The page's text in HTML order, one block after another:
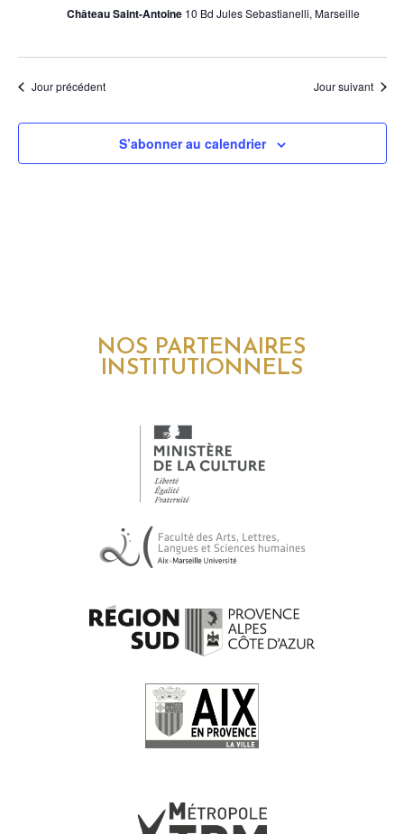
Château Saint-Antoine 10 Bd Jules Sebastianelli, Marseille
Jour précédent Jour suivant
S’abonner au calendrier
NOS PARTENAIRES
INSTITUTIONNELS